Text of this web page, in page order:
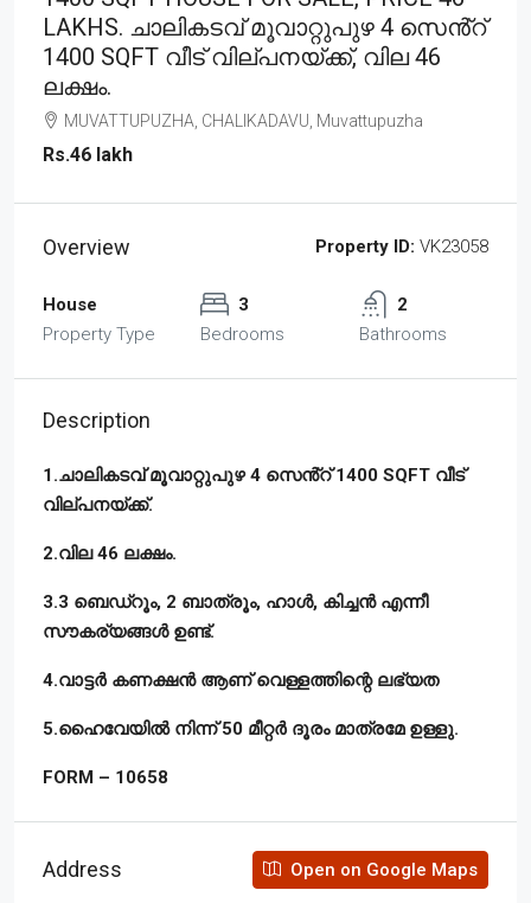
LAKHS. ചാലികടവ് മൂവാറ്റുപുഴ 4 സെൻ്റ്
1400 SQFT വീട് വില്പനയ്ക്ക്, വില 46
ലക്ഷം.
MUVATTUPUZHA, CHALIKADAVU, Muvattupuzha
Rs.46 lakh
Overview Property ID: VK23058
House
Property Type
3
Bedrooms
2
Bathrooms
Description
1.ചാലികടവ് മൂവാറ്റുപുഴ 4 സെൻ്റ് 1400 SQFT വീട്
വില്പനയ്ക്ക്.
2.വില 46 ലക്ഷം.
3.3 ബെഡ്‌റൂം, 2 ബാത്രൂം, ഹാൾ, കിച്ചൻ എന്നീ
സൗകര്യങ്ങൾ ഉണ്ട്.
4.വാട്ടർ കണക്ഷൻ ആണ് വെള്ളത്തിന്റെ ലഭ്യത
5.ഹൈവേയിൽ നിന്ന് 50 മീറ്റർ ദൂരം മാത്രമേ ഉള്ളു.
FORM – 10658
Address Open on Google Maps